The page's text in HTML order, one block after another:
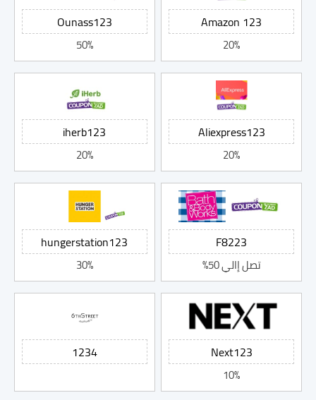
20%
50%
20%
20%
تصل إالي 50% 30%
10%